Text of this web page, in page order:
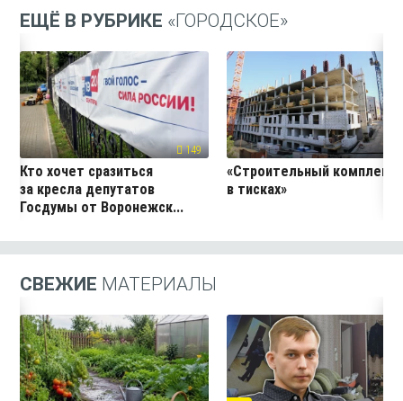
ЕЩЁ В РУБРИКЕ «ГОРОДСКОЕ»
149
Кто хочет сразиться
за кресла депутатов
Госдумы от Воронежск...
«Строительный комплекс
в тисках»
СВЕЖИЕ МАТЕРИАЛЫ